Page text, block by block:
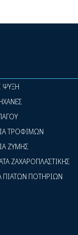
ΨΥΞΗ
ΤΡΟΦΙΜΩΝ
ΖΥΜΗΣ
ΖΑΧΑΡΟΠΛΑΣΤΙΚΗΣ
ΠΙΑΤΩΝ ΠΟΤΗΡΙΩΝ